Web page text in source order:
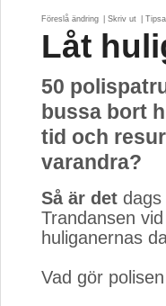
Föreslå ändring Skriv ut Tipsa
Låt
50
bussa bort
tid och
varandra?
Så är det dags
Trandansen
huliganernas
Vad gör